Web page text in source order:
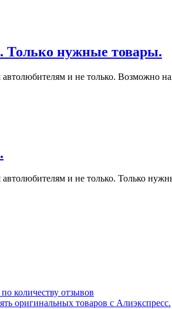
Только нужные товары.
и не только. Возможно
и не только. Только
количеству отзывов
оригинальных товаров с Алиэкспресс.